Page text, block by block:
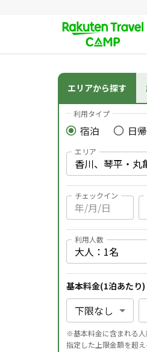
その他のメニュー
条件検索
エリアから探す
利用タイプ
宿泊 日
エリア
チェックイン
利用人数
基本料金(1泊あたり)
※基本料金に含まれる人
指定した上限金額を超